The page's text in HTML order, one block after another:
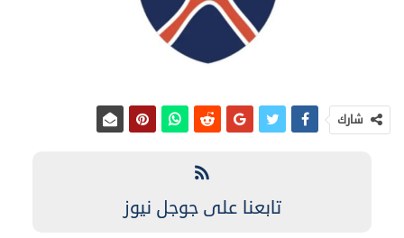
شارك
تابعنا على جوجل نيوز